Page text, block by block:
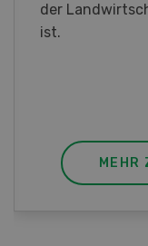
interessieren
diesem Fall ist
MEHR